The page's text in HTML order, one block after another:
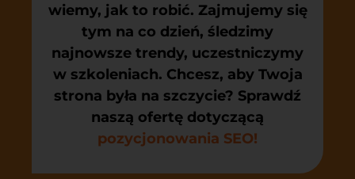
wiemy, jak to robić. Zajmujemy się
tym na co dzień, śledzimy
najnowsze trendy, uczestniczymy
w szkoleniach. Chcesz, aby Twoja
strona była na szczycie? Sprawdź
naszą ofertę dotyczącą
pozycjonowania SEO!